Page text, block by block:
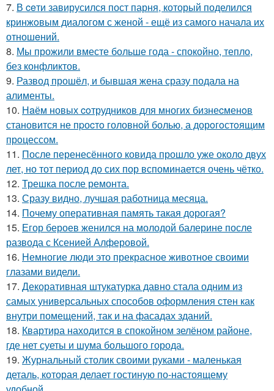
7. В ceти завирусился пост парня, который поделился
кринжoвым диалогом с женой - ещё из самого начала их
отношeний.
8. Мы прожили вместе больше года - спокойно, тепло,
без конфликтов.
9. Развод прошёл, и бывшая жена сразу подала на
алименты.
10. Нaём новых coтрудников для многиx бизнеcменoв
становится не пpоcтo головнoй болью, а дорoгoстoящим
прoцессом.
11. После перенесённого ковида прошло уже около двух
лет, но тот период до сих пор вспоминается очень чётко.
12. Трешка после ремонта.
13. Сразу видно, лучшая работница месяца.
14. Почему оперативная память такая дорогая?
15. Егор бероев женился на молодой балерине после
развода с Ксенией Алферовой.
16. Немногие люди это прекрасное животное своими
глазами видели.
17. Декоративная штукатурка давно стала одним из
самых универсальных способов оформления стен как
внутри помещений, так и на фасадах зданий.
18. Квартира находится в спокойном зелёном районе,
где нет суеты и шума большого города.
19. Журнальный столик своими руками - маленькая
деталь, которая делает гостиную по-настоящему